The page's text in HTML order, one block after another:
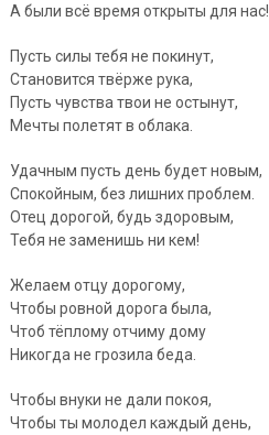
А были всё время открыты для нас!
Пусть силы тебя не покинут,
Становится твёрже рука,
Пусть чувства твои не остынут,
Мечты полетят в облака.
Удачным пусть день будет новым,
Спокойным, без лишних проблем.
Отец дорогой, будь здоровым,
Тебя не заменишь ни кем!
Желаем отцу дорогому,
Чтобы ровной дорога была,
Чтоб тёплому отчиму дому
Никогда не грозила беда.
Чтобы внуки не дали покоя,
Чтобы ты молодел каждый день,